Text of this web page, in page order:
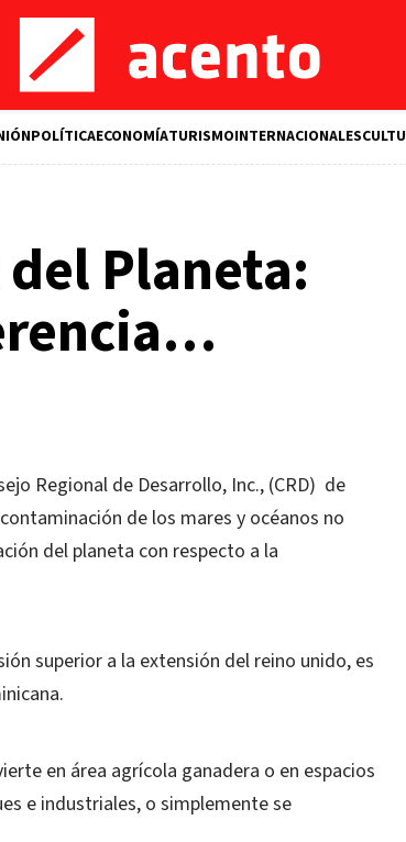
POLÍTICAECONOMÍATURISMOINTERNACIONALES
Planeta:
Regional de Desarrollo, Inc., (CRD) de
de los mares y océanos no
del planeta con respecto a la
superior a la extensión del reino unido, es
en área agrícola ganadera o en espacios
e industriales, o simplemente se